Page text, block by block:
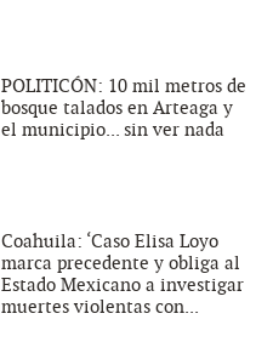
POLITICÓN: 10 mil metros de
bosque talados en Arteaga y
el municipio... sin ver nada
Coahuila: ‘Caso Elisa Loyo
marca precedente y obliga al
Estado Mexicano a investigar
muertes violentas con...